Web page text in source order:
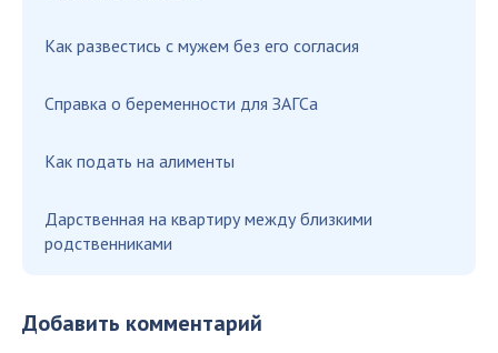
Как развестись с мужем без его согласия
Справка о беременности для ЗАГСа
Как подать на алименты
Дарственная на квартиру между близкими
родственниками
Добавить комментарий